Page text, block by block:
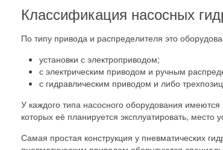
Классификация насосных
По типу привода и распределителя это
установки с электроприводом;
с электрическим приводом и ручным
с гидравлическим приводом и либо
У каждого типа насосного оборудования
которых её планируется эксплуатировать,
Самая простая конструкция у пневматических